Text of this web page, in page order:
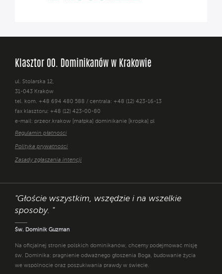
Klasztor OO. Dominikanów w Krakowie
ul. Stolarska 12,
31-043 Kraków
tel. kom. +48 694 480 588 / centrala: +48 (12) 423-16-13
fax klasztoru: +48 (12) 423-00-80
e-mail: przeor.krakow [małpka] dominikanie [kropka] pl
Regulamin płatności
Polityka prywatności
Zasady zgłaszania intencji
"Głoście wszystkim, wszędzie i na wszelkie
sposoby. "
Św. Dominik Guzman
Na oficjalnej stronie polskich dominikanów, chcemy podejmować misję
św. Dominika: pragnienie odważnego głoszenia Boga, budowanie życia
we wspólnocie oraz poszukiwania prawdy w świecie.